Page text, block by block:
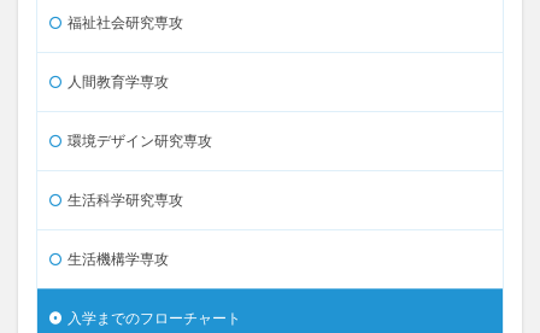
福祉社会研究専攻
人間教育学専攻
環境デザイン研究専攻
生活科学研究専攻
生活機構学専攻
入学までのフローチャート